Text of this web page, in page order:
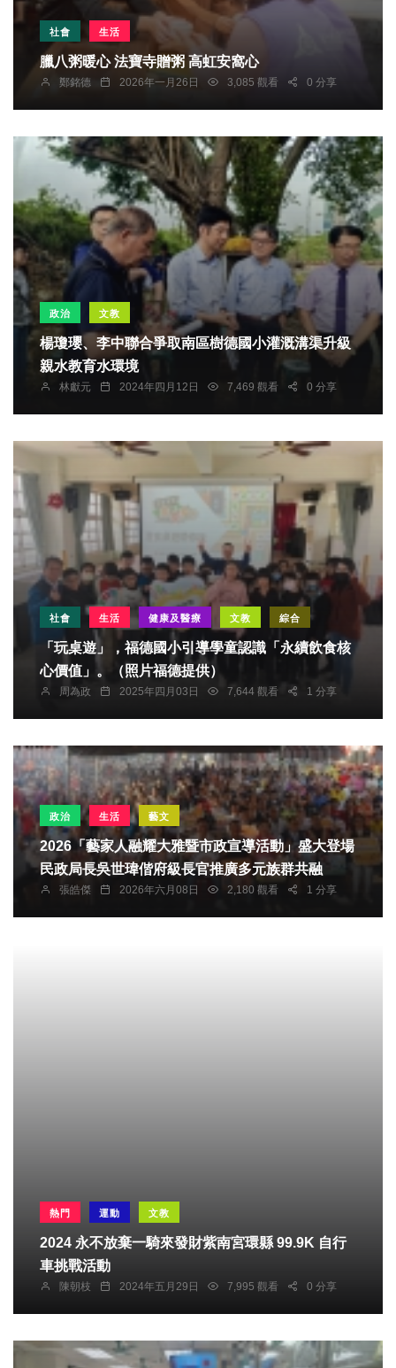
社會 生活
臘八粥暖心 法寶寺贈粥 高虹安窩心
鄭銘德 2026年一月26日 3,085 觀看 0 分享
政治 文教
楊瓊瓔、李中聯合爭取南區樹德國小灌溉溝渠升級
親水教育水環境
林獻元 2024年四月12日 7,469 觀看 0 分享
社會 生活 健康及醫療 文教 綜合
「玩桌遊」，福德國小引導學童認識「永續飲食核
心價值」。（照片福德提供）
周為政 2025年四月03日 7,644 觀看 1 分享
政治 生活 藝文
2026「藝家人融耀大雅暨市政宣導活動」盛大登場
民政局長吳世瑋偕府級長官推廣多元族群共融
張皓傑 2026年六月08日 2,180 觀看 1 分享
熱門 運動 文教
2024 永不放棄一騎來發財紫南宮環縣 99.9K 自行
車挑戰活動
陳朝枝 2024年五月29日 7,995 觀看 0 分享